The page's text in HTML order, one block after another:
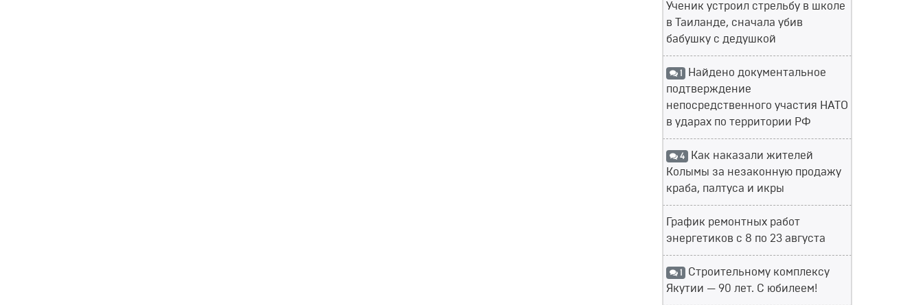
Ученик устроил стрельбу в школе
в Таиланде, сначала убив
бабушку с дедушкой
1 Найдено документальное
подтверждение
непосредственного участия НАТО
в ударах по территории РФ
4 Как наказали жителей
Колымы за незаконную продажу
краба, палтуса и икры
График ремонтных работ
энергетиков с 8 по 23 августа
1 Строительному комплексу
Якутии — 90 лет. С юбилеем!